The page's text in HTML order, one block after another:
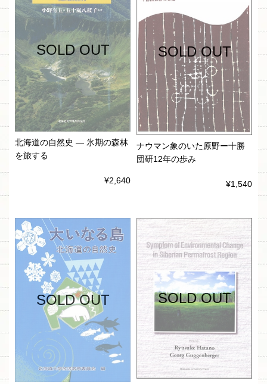
SOLD OUT
北海道の自然史 ― 氷期の森林
を旅する
¥2,640
SOLD OUT
ナウマン象のいた原野ー十勝
団研12年の歩み
¥1,540
SOLD OUT SOLD OUT